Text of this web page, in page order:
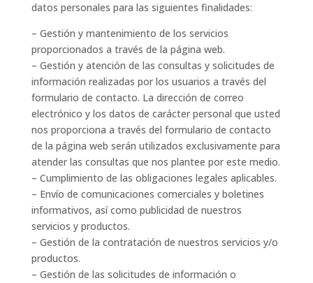
datos personales para las siguientes finalidades:
– Gestión y mantenimiento de los servicios
proporcionados a través de la página web.
– Gestión y atención de las consultas y solicitudes de
información realizadas por los usuarios a través del
formulario de contacto. La dirección de correo
electrónico y los datos de carácter personal que usted
nos proporciona a través del formulario de contacto
de la página web serán utilizados exclusivamente para
atender las consultas que nos plantee por este medio.
– Cumplimiento de las obligaciones legales aplicables.
– Envío de comunicaciones comerciales y boletines
informativos, así como publicidad de nuestros
servicios y productos.
– Gestión de la contratación de nuestros servicios y/o
productos.
– Gestión de las solicitudes de información o